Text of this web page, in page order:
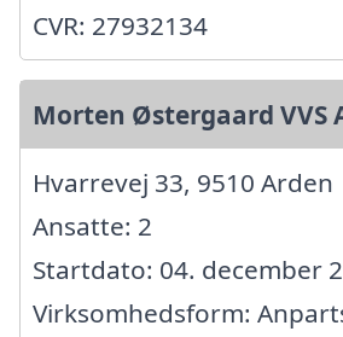
CVR: 27932134
Morten Østergaard VVS
Hvarrevej 33, 9510 Arden
Ansatte: 2
Startdato: 04. december
Virksomhedsform: